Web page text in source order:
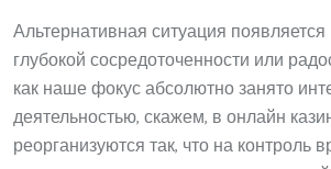
Альтернативная ситуация
глубокой сосредоточенности или
как наше фокус абсолютно занято
деятельностью, скажем, в онлайн
реорганизуются так, что на контроль